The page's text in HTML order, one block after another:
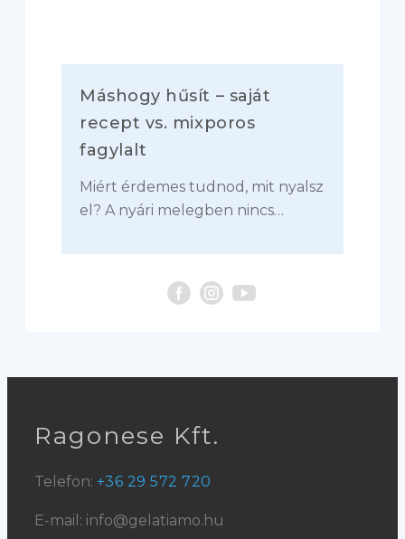
Máshogy hűsít – saját
recept vs. mixporos
fagylalt
Miért érdemes tudnod, mit nyalsz
el? A nyári melegben nincs…
Ragonese Kft.
Telefon: +36 29 572 720
E-mail: info@gelatiamo.hu